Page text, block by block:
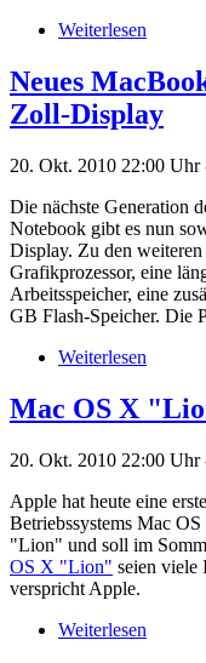
Weiterlesen
Neues
Zoll-Display
20. Okt. 2010 22:00 Uhr
Die nächste Generation
Notebook gibt es nun
Display. Zu den
Grafikprozessor, eine
Arbeitsspeicher, eine
GB Flash-Speicher. Die
Weiterlesen
Mac OS X
20. Okt. 2010 22:00 Uhr
Apple hat heute eine
Betriebssystems Mac
"Lion" und soll im
OS X "Lion" seien viele
verspricht Apple.
Weiterlesen